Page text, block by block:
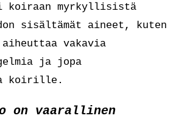
koiraan myrkyllisistä
sisältämät aineet, kuten
vakavia
ja jopa
koirille.
on vaarallinen